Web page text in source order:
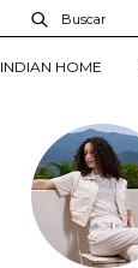
INDIAN HOME